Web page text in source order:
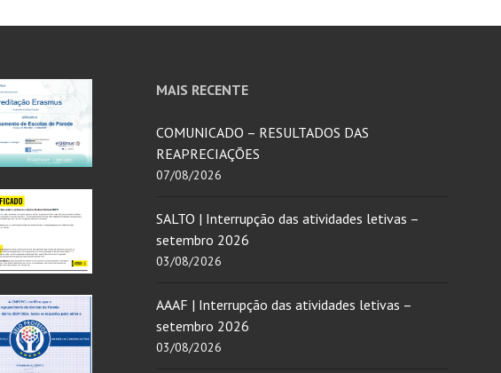
MAIS RECENTE
COMUNICADO – RESULTADOS DAS
REAPRECIAÇÕES
07/08/2026
SALTO | Interrupção das atividades letivas –
setembro 2026
03/08/2026
AAAF | Interrupção das atividades letivas –
setembro 2026
03/08/2026